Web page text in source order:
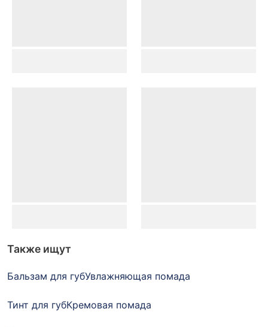
Также ищут
Бальзам для губУвлажняющая помада
Тинт для губКремовая помада